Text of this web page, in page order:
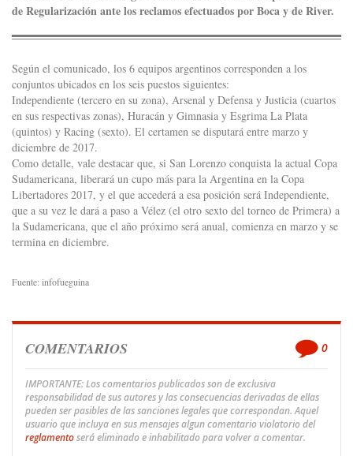
de Regularización ante los reclamos efectuados por Boca y de River.
Según el comunicado, los 6 equipos argentinos corresponden a los
conjuntos ubicados en los seis puestos siguientes:
Independiente (tercero en su zona), Arsenal y Defensa y Justicia (cuartos
en sus respectivas zonas), Huracán y Gimnasia y Esgrima La Plata
(quintos) y Racing (sexto). El certamen se disputará entre marzo y
diciembre de 2017.
Como detalle, vale destacar que, si San Lorenzo conquista la actual Copa
Sudamericana, liberará un cupo más para la Argentina en la Copa
Libertadores 2017, y el que accederá a esa posición será Independiente,
que a su vez le dará a paso a Vélez (el otro sexto del torneo de Primera) a
la Sudamericana, que el año próximo será anual, comienza en marzo y se
termina en diciembre.
Fuente: infofueguina
COMENTARIOS 0
IMPORTANTE: Los comentarios publicados son de exclusiva
responsabilidad de sus autores y las consecuencias derivadas de ellas
pueden ser pasibles de las sanciones legales que correspondan. Aquel
usuario que incluya en sus mensajes algun comentario violatorio del
reglamentoserá eliminado e inhabilitado para volver a comentar.